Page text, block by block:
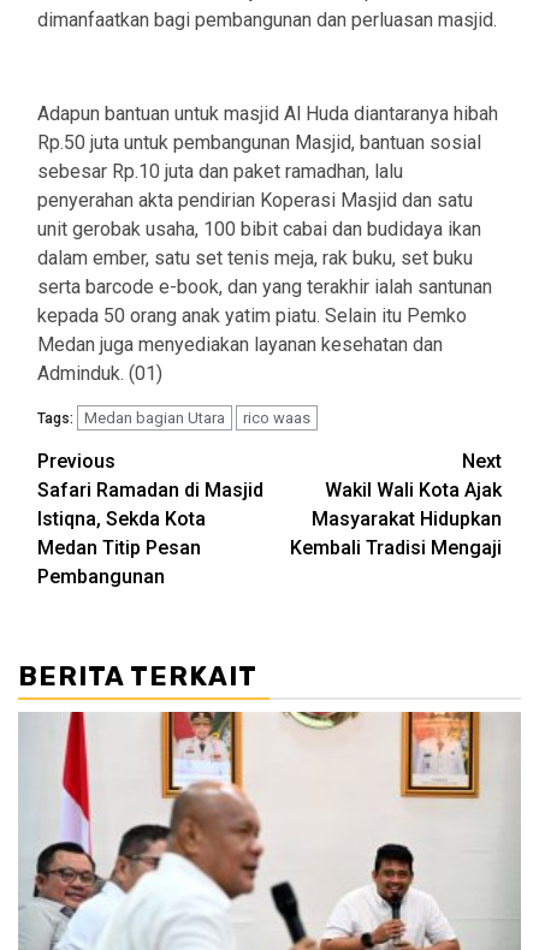
dimanfaatkan bagi pembangunan dan perluasan masjid.
Adapun bantuan untuk masjid Al Huda diantaranya hibah
Rp.50 juta untuk pembangunan Masjid, bantuan sosial
sebesar Rp.10 juta dan paket ramadhan, lalu
penyerahan akta pendirian Koperasi Masjid dan satu
unit gerobak usaha, 100 bibit cabai dan budidaya ikan
dalam ember, satu set tenis meja, rak buku, set buku
serta barcode e-book, dan yang terakhir ialah santunan
kepada 50 orang anak yatim piatu. Selain itu Pemko
Medan juga menyediakan layanan kesehatan dan
Adminduk. (01)
Tags: Medan bagian Utara rico waas
Post
navigation
Previous
Safari Ramadan di Masjid
Istiqna, Sekda Kota
Medan Titip Pesan
Pembangunan
Next
Wakil Wali Kota Ajak
Masyarakat Hidupkan
Kembali Tradisi Mengaji
BERITA TERKAIT